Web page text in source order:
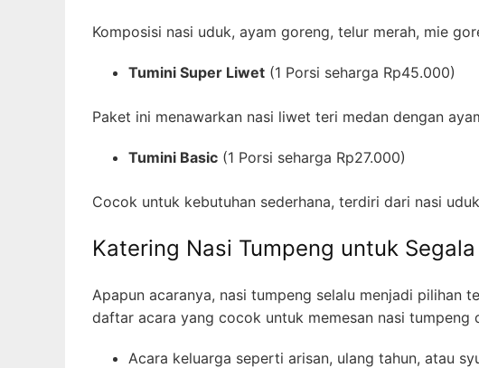
Komposisi nasi uduk, ayam goreng, telur merah, mie
Tumini Super Liwet (1 Porsi seharga Rp45.000)
Paket ini menawarkan nasi liwet teri medan dengan
Tumini Basic (1 Porsi seharga Rp27.000)
Cocok untuk kebutuhan sederhana, terdiri dari nasi
Katering Nasi Tumpeng untuk
Apapun acaranya, nasi tumpeng selalu menjadi pilihan
daftar acara yang cocok untuk memesan nasi tumpeng
Acara keluarga seperti arisan, ulang tahun, atau